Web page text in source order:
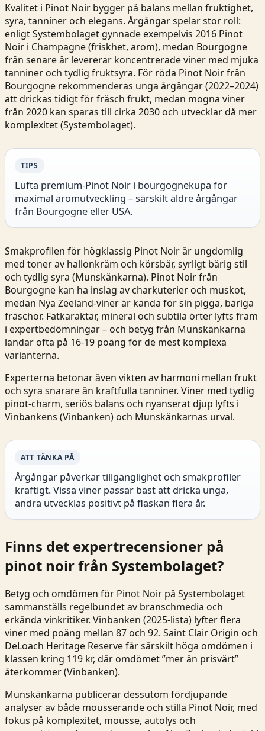
Kvalitet i Pinot Noir bygger på balans mellan fruktighet,
syra, tanniner och elegans. Årgångar spelar stor roll:
enligt Systembolaget gynnade exempelvis 2016 Pinot
Noir i Champagne (friskhet, arom), medan Bourgogne
från senare år levererar koncentrerade viner med mjuka
tanniner och tydlig fruktsyra. För röda Pinot Noir från
Bourgogne rekommenderas unga årgångar (2022–2024)
att drickas tidigt för fräsch frukt, medan mogna viner
från 2020 kan sparas till cirka 2030 och utvecklar då mer
komplexitet (Systembolaget).
TIPS
Lufta premium-Pinot Noir i bourgognekupa för
maximal aromutveckling – särskilt äldre årgångar
från Bourgogne eller USA.
Smakprofilen för högklassig Pinot Noir är ungdomlig
med toner av hallonkräm och körsbär, syrligt bärig stil
och tydlig syra (Munskänkarna). Pinot Noir från
Bourgogne kan ha inslag av charkuterier och muskot,
medan Nya Zeeland-viner är kända för sin pigga, bäriga
fräschör. Fatkaraktär, mineral och subtila örter lyfts fram
i expertbedömningar – och betyg från Munskänkarna
landar ofta på 16-19 poäng för de mest komplexa
varianterna.
Experterna betonar även vikten av harmoni mellan frukt
och syra snarare än kraftfulla tanniner. Viner med tydlig
pinot-charm, seriös balans och nyanserat djup lyfts i
Vinbankens (Vinbanken) och Munskänkarnas urval.
ATT TÄNKA PÅ
Årgångar påverkar tillgänglighet och smakprofiler
kraftigt. Vissa viner passar bäst att dricka unga,
andra utvecklas positivt på flaskan flera år.
Finns det expertrecensioner på
pinot noir från Systembolaget?
Betyg och omdömen för Pinot Noir på Systembolaget
sammanställs regelbundet av branschmedia och
erkända vinkritiker. Vinbanken (2025-lista) lyfter flera
viner med poäng mellan 87 och 92. Saint Clair Origin och
DeLoach Heritage Reserve får särskilt höga omdömen i
klassen kring 119 kr, där omdömet ”mer än prisvärt”
återkommer (Vinbanken).
Munskänkarna publicerar dessutom fördjupande
analyser av både mousserande och stilla Pinot Noir, med
fokus på komplexitet, mousse, autolys och